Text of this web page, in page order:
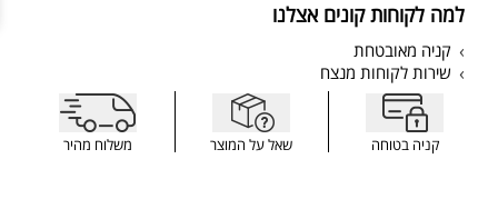
למה לקוחות קונים אצלנו
קניה מאובטחת
שירות לקוחות מנצח
קניה בטוחה שאל על המוצר משלוח מהיר